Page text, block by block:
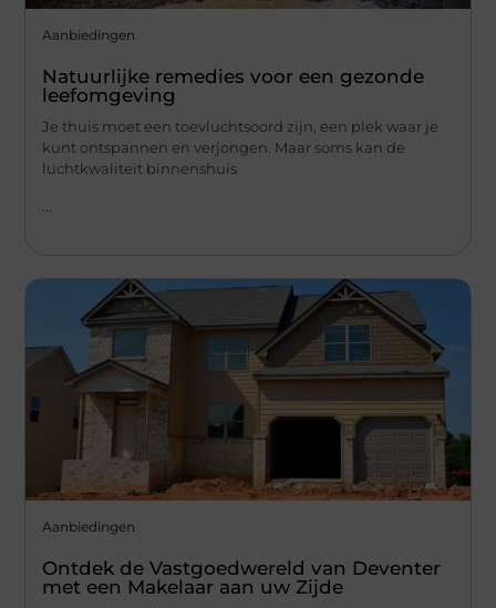
Aanbiedingen
Natuurlijke remedies voor een gezonde
leefomgeving
Je thuis moet een toevluchtsoord zijn, een plek waar je
kunt ontspannen en verjongen. Maar soms kan de
luchtkwaliteit binnenshuis
Aanbiedingen
Ontdek de Vastgoedwereld van Deventer
met een Makelaar aan uw Zijde